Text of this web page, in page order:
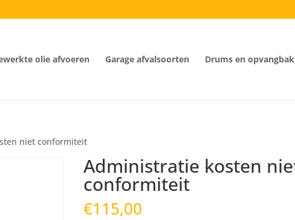
olie afvoeren Garage afvalsoorten Drums en
niet conformiteit
Administratie kosten
conformiteit
€115,00